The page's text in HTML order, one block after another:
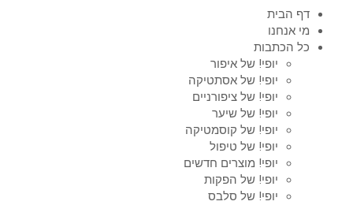
דף הבית
מי אנחנו
כל הכתבות
יופי! של איפור
יופי! של אסתטיקה
יופי! של ציפורניים
יופי! של שיער
יופי! של קוסמטיקה
יופי! של טיפול
יופי! מוצרים חדשים
יופי! של הפקות
יופי! של סלבס